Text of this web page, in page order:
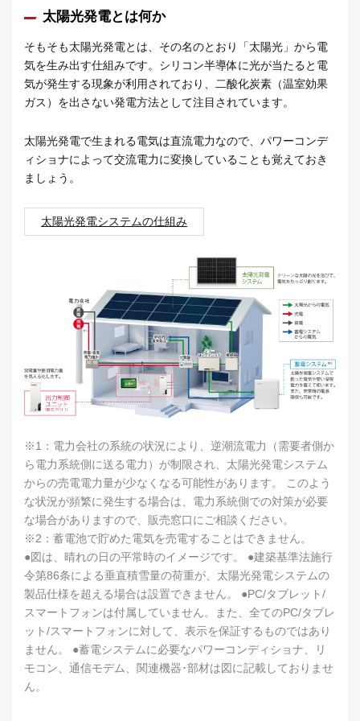
太陽光発電とは何か
そもそも太陽光発電とは、その名のとおり「太陽光」から電
気を生み出す仕組みです。シリコン半導体に光が当たると電
気が発生する現象が利用されており、二酸化炭素（温室効果
ガス）を出さない発電方法として注目されています。
太陽光発電で生まれる電気は直流電力なので、パワーコンデ
ィショナによって交流電力に変換していることも覚えておき
ましょう。
太陽光発電システムの仕組み
※1：電力会社の系統の状況により、逆潮流電力（需要者側か
ら電力系統側に送る電力）が制限され、太陽光発電システム
からの売電電力量が少なくなる可能性があります。 このよう
な状況が頻繁に発生する場合は、電力系統側での対策が必要
な場合がありますので、販売窓口にご相談ください。
※2：蓄電池で貯めた電気を売電することはできません。
●図は、晴れの日の平常時のイメージです。 ●建築基準法施行
令第86条による垂直積雪量の荷重が、太陽光発電システムの
製品仕様を超える場合は設置できません。 ●PC/タブレット/
スマートフォンは付属していません。また、全てのPC/タブレ
ット/スマートフォンに対して、表示を保証するものではあり
ません。 ●蓄電システムに必要なパワーコンディショナ、リ
モコン、通信モデム、関連機器･部材は図に記載しておりませ
ん。